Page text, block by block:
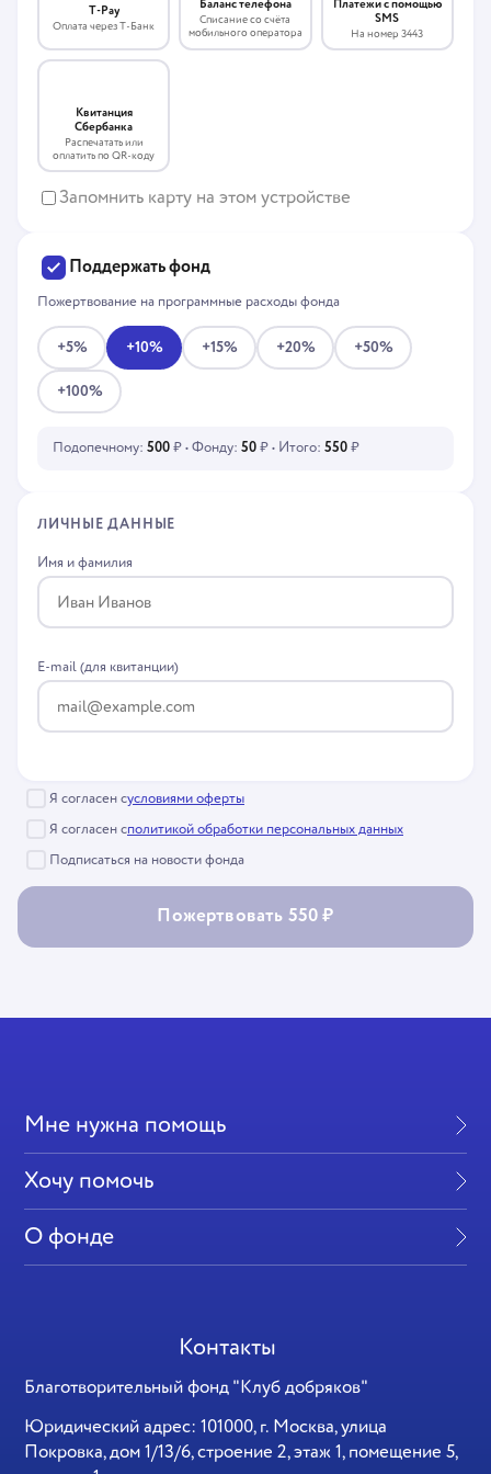
T-Pay
Оплата через Т-Банк
Баланс телефона
Списание со счёта
мобильного оператора
Платежи с помощью
SMS
На номер 3443
Квитанция
Сбербанка
Распечатать или
оплатить по QR-коду
Запомнить карту на этом устройстве
Поддержать фонд
Пожертвование на программные расходы фонда
+5% +10% +15% +20% +50%
+100%
Подопечному: 500 ₽ • Фонду: 50 ₽ • Итого: 550 ₽
ЛИЧНЫЕ ДАННЫЕ
Имя и фамилия
E-mail (для квитанции)
Я согласен сусловиями оферты
Я согласен сполитикой обработки персональных данных
Подписаться на новости фонда
Пожертвовать 550 ₽
Мне нужна помощь
Хочу помочь
О фонде
Контакты
Благотворительный фонд "Клуб добряков"
Юридический адрес: 101000, г. Москва, улица
Покровка, дом 1/13/6, строение 2, этаж 1, помещение 5,